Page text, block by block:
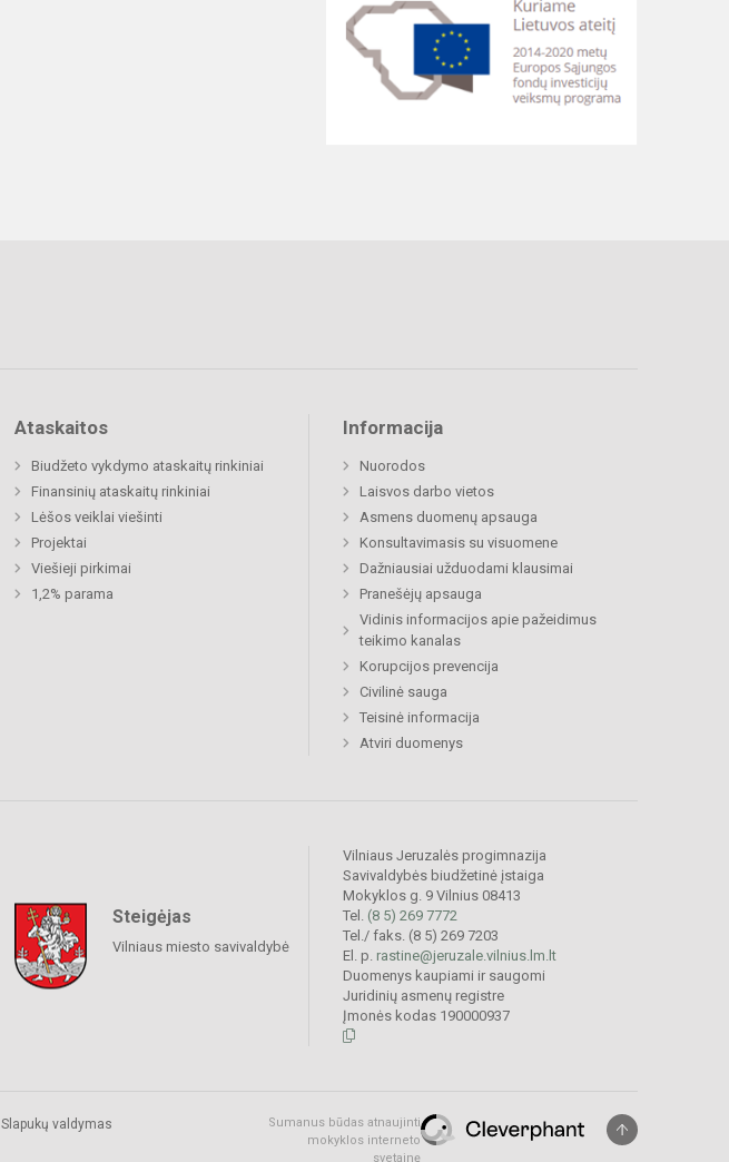
Ataskaitos
Biudžeto vykdymo ataskaitų rinkiniai
Finansinių ataskaitų rinkiniai
Lėšos veiklai viešinti
Projektai
Viešieji pirkimai
1,2% parama
Informacija
Nuorodos
Laisvos darbo vietos
Asmens duomenų apsauga
Konsultavimasis su visuomene
Dažniausiai užduodami klausimai
Pranešėjų apsauga
Vidinis informacijos apie pažeidimus
teikimo kanalas
Korupcijos prevencija
Civilinė sauga
Teisinė informacija
Atviri duomenys
Steigėjas
Vilniaus miesto savivaldybė
Vilniaus Jeruzalės progimnazija
Savivaldybės biudžetinė įstaiga
Mokyklos g. 9 Vilnius 08413
Tel. (8 5) 269 7772
Tel./ faks. (8 5) 269 7203
El. p. rastine@jeruzale.vilnius.lm.lt
Duomenys kaupiami ir saugomi
Juridinių asmenų registre
Įmonės kodas 190000937
Slapukų valdymas
Sumanus būdas atnaujinti
mokyklos interneto
svetainę